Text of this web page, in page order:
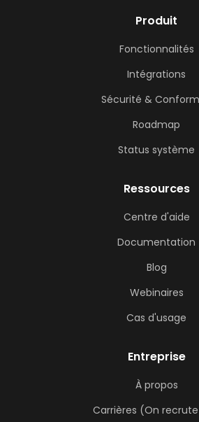
Produit
Fonctionnalités
Intégrations
Sécurité &
Roadmap
Status système
Ressources
Centre d'aide
Documentation
Blog
Webinaires
Cas d'usage
Entreprise
À propos
Carrières (On